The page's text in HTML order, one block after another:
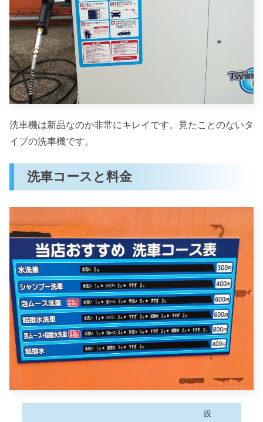
洗車機は新品なのか非常にキレイです。見たことのないタ
イプの洗車機です。
洗車コースと料金
設